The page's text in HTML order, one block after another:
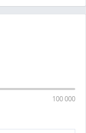
100 000